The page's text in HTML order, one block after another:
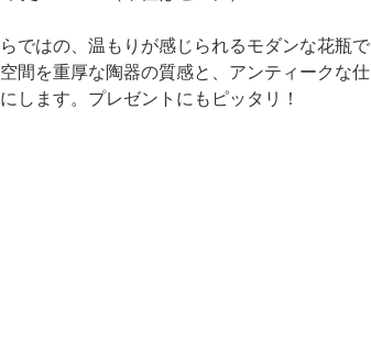
ではの、温もりが感じられるモダンな花瓶で
間を重厚な陶器の質感と、アンティークな仕
します。プレゼントにもピッタリ！